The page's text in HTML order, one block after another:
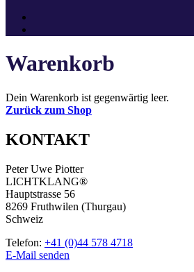
Warenkorb
Dein Warenkorb ist gegenwärtig leer.
Zurück zum Shop
KONTAKT
Peter Uwe Piotter
LICHTKLANG®
Hauptstrasse 56
8269 Fruthwilen (Thurgau)
Schweiz
Telefon: +41 (0)44 578 4718
E-Mail senden